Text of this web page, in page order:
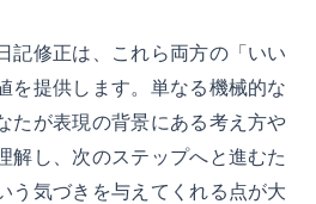
記修正は、これら両方の「いい
を提供します。単なる機械的な
たが表現の背景にある考え方や
解し、次のステップへと進むた
う気づきを与えてくれる点が大